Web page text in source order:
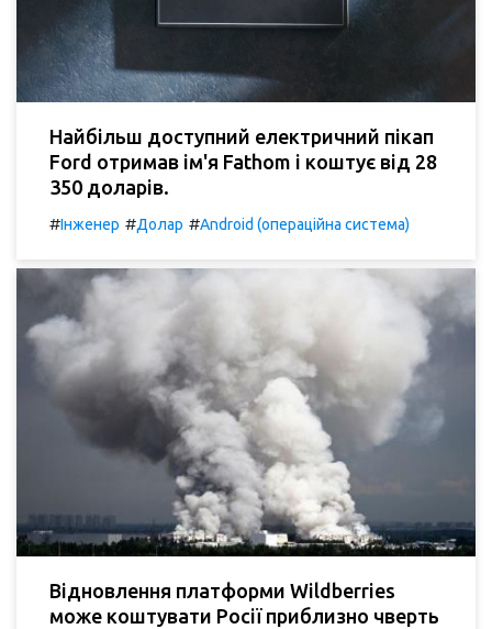
Найбільш доступний електричний пікап
Ford отримав ім'я Fathom і коштує від 28
350 доларів.
#Інженер #Долар #Android (операційна система)
Відновлення платформи Wildberries
може коштувати Росії приблизно чверть